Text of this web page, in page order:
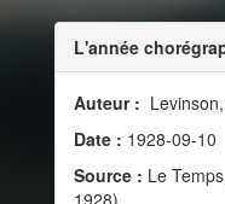
L'année
Auteur :
Date : 1928-09-10
Source : Le
1928)